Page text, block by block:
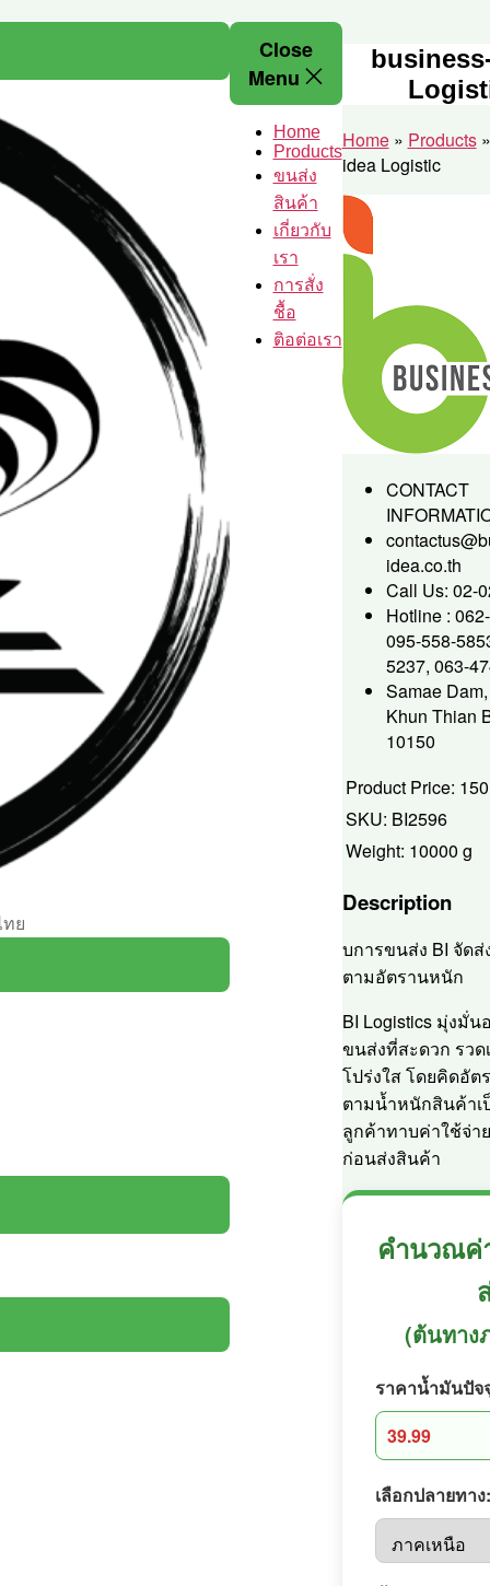
the
content
ครัน
ราคา
โรงงาน
ย
Close
Menu
Home
Products
ขนส่ง
สินค้า
เกี่ยวกับ
เรา
การสั่ง
ชื้อ
ติอต่อเรา
Home» Products
idea Logistic
CONTACT
idea.co.th
Call Us: 02-
Hotline :
095-558-
5237, 063-
Samae
Khun Thian
10150
Product Price:
SKU: BI2596
Weight: 10000 g
Description
บการขนส่ง BI จัดส่
ตามอัตรานหนัก
BI Logistics มุ่งมั่น
ขนส่งที่สะดวก รวด
โปร่งใส โดยคิดอัต
ตามน้ำหนักสินค้าเ
ลูกค้าทาบค่าใช้จ่า
ก่อนส่งสินค้า
คำนวณค่
(ต้นทาง
ราคาน้ำมันปัจ
เลือกปลายทาง: